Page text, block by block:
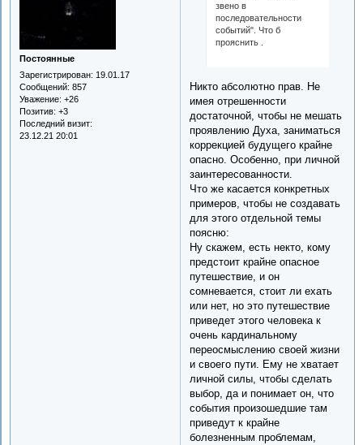
Постоянные
Зарегистрирован: 19.01.17
Сообщений: 857
Уважение: +26
Позитив: +3
Последний визит:
23.12.21 20:01
звено в
последовательности
событий". Что б
прояснить .
Никто абсолютно прав. Не
имея отрешенности
достаточной, чтобы не мешать
проявлению Духа, заниматься
коррекцией будущего крайне
опасно. Особенно, при личной
заинтересованности.
Что же касается конкретных
примеров, чтобы не создавать
для этого отдельной темы
поясню:
Ну скажем, есть некто, кому
предстоит крайне опасное
путешествие, и он
сомневается, стоит ли ехать
или нет, но это путешествие
приведет этого человека к
очень кардинальному
переосмыслению своей жизни
и своего пути. Ему не хватает
личной силы, чтобы сделать
выбор, да и понимает он, что
события произошедшие там
приведут к крайне
болезненным проблемам,